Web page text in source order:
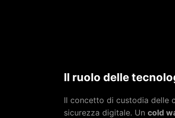
Il ruolo delle
Il concetto di custodia delle
sicurezza digitale. Un cold